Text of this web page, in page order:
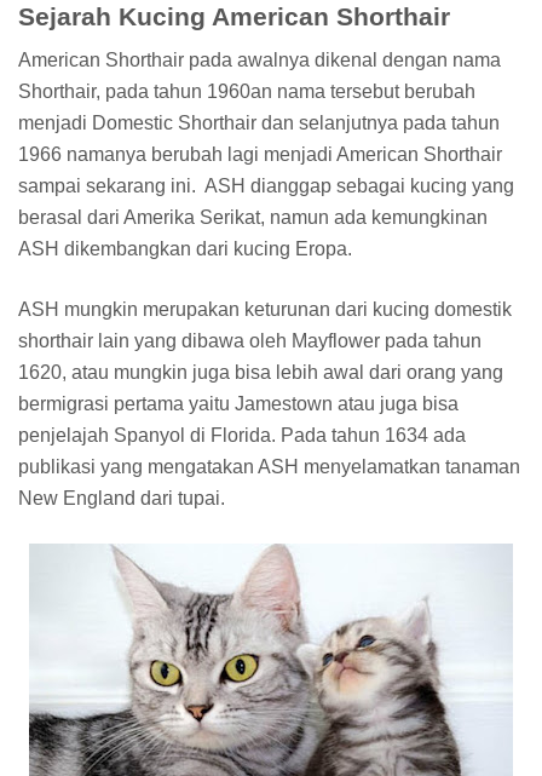
Sejarah Kucing American Shorthair
American Shorthair pada awalnya dikenal dengan nama
Shorthair, pada tahun 1960an nama tersebut berubah
menjadi Domestic Shorthair dan selanjutnya pada tahun
1966 namanya berubah lagi menjadi American Shorthair
sampai sekarang ini. ASH dianggap sebagai kucing yang
berasal dari Amerika Serikat, namun ada kemungkinan
ASH dikembangkan dari kucing Eropa.
ASH mungkin merupakan keturunan dari kucing domestik
shorthair lain yang dibawa oleh Mayflower pada tahun
1620, atau mungkin juga bisa lebih awal dari orang yang
bermigrasi pertama yaitu Jamestown atau juga bisa
penjelajah Spanyol di Florida. Pada tahun 1634 ada
publikasi yang mengatakan ASH menyelamatkan tanaman
New England dari tupai.